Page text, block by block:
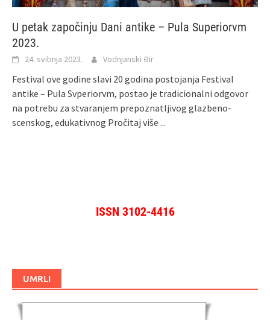
U petak započinju Dani antike – Pula Superiorvm
2023.
24. svibnja 2023. Vodnjanski Đir
Festival ove godine slavi 20 godina postojanja Festival
antike – Pula Svperiorvm, postao je tradicionalni odgovor
na potrebu za stvaranjem prepoznatljivog glazbeno-
scenskog, edukativnog Pročitaj više ...
ISSN 3102-4416
UMRLI